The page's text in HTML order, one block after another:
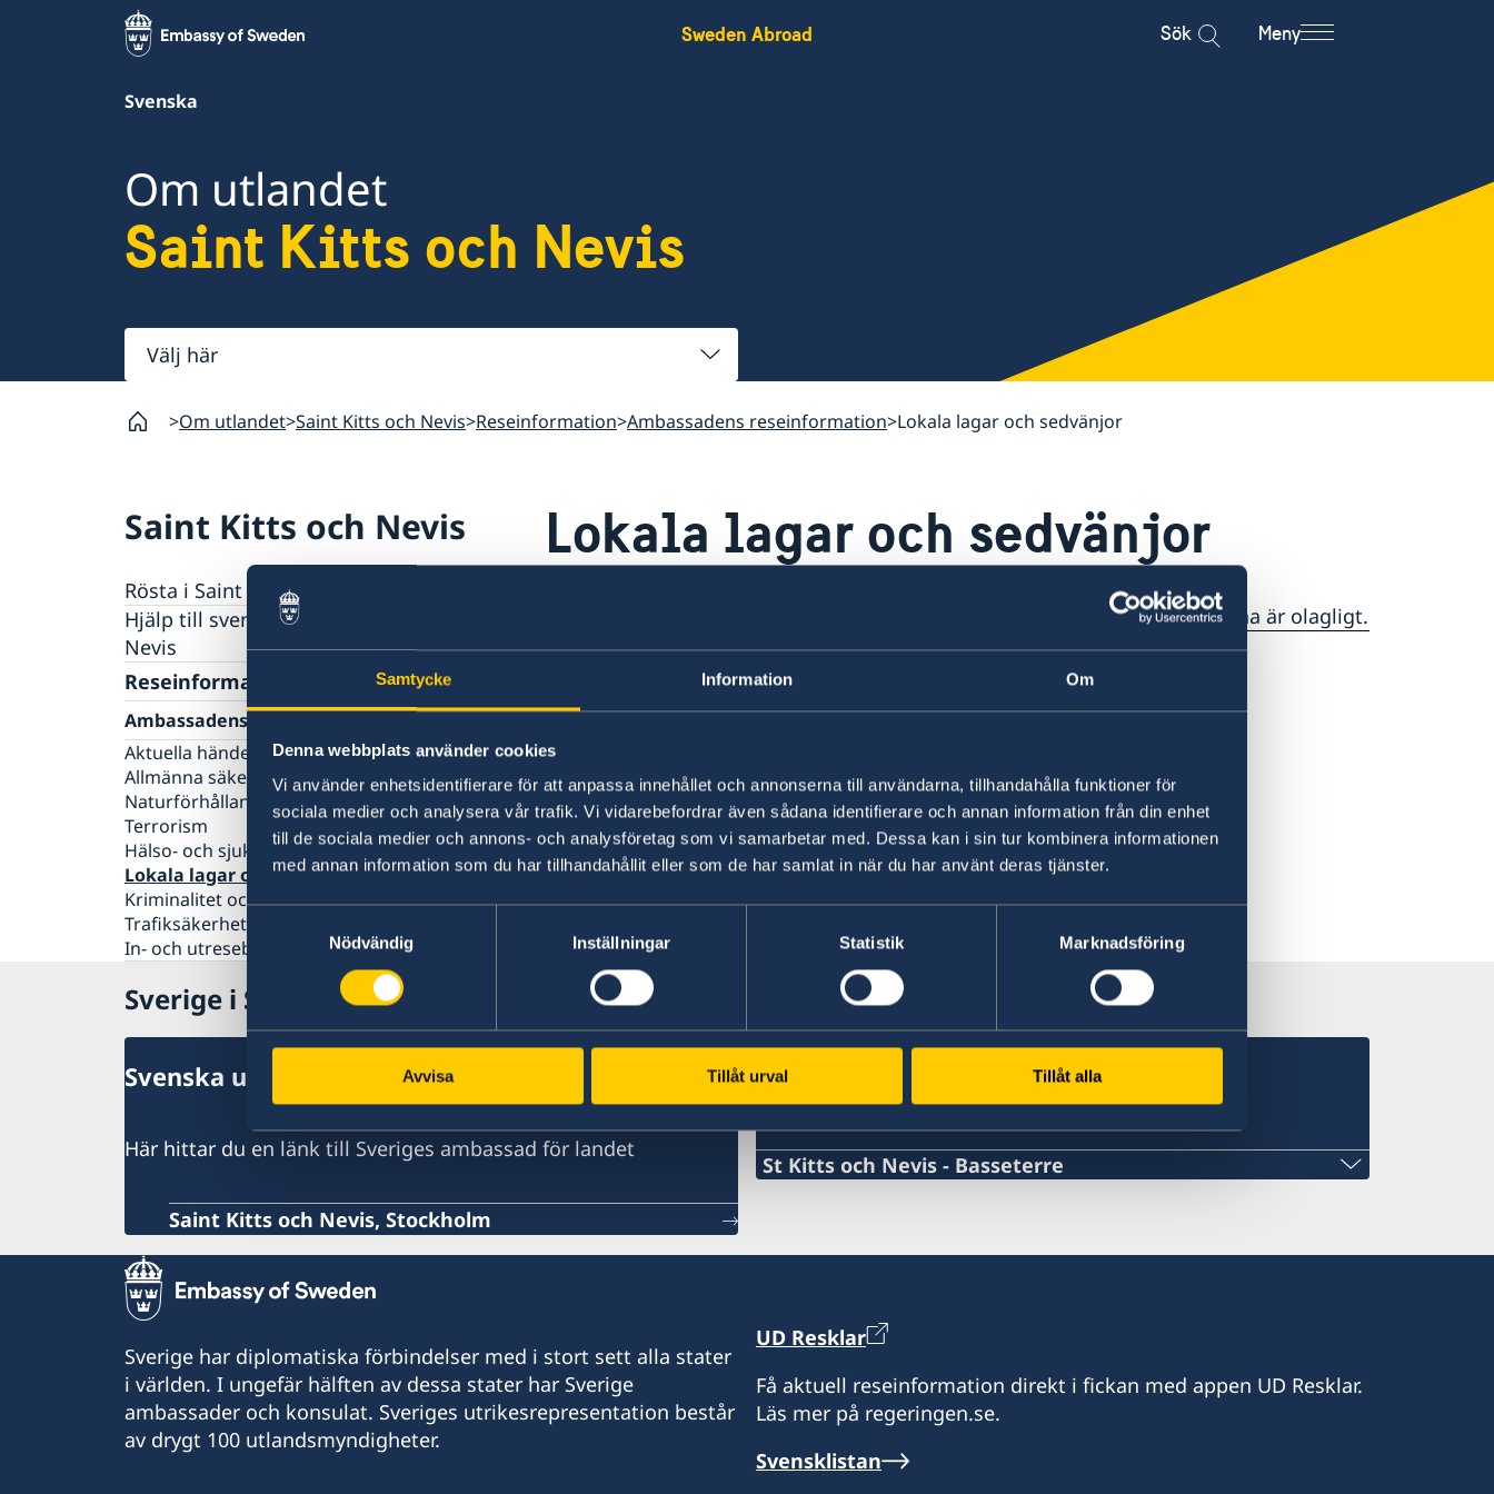
Samtycke Information Om
Denna webbplats använder cookies
Vi använder enhetsidentifierare för att anpassa innehållet och annonserna till användarna, tillhandahålla funktioner för
sociala medier och analysera vår trafik. Vi vidarebefordrar även sådana identifierare och annan information från din enhet
till de sociala medier och annons- och analysföretag som vi samarbetar med. Dessa kan i sin tur kombinera informationen
med annan information som du har tillhandahållit eller som de har samlat in när du har använt deras tjänster.
Samtyckesval
Nödvändig
Inställningar Statistik Marknadsföring
Avvisa Tillåt urval Tillåt alla
Sweden Abroad Sök Meny
Svenska
Om utlandet
Saint Kitts och Nevis
Välj
här
Om utlandet Saint Kitts och Nevis Reseinformation Ambassadens reseinformation Lokala lagar och sedvänjor
Saint Kitts och Nevis
Rösta i Saint Kitts och Nevis
Hjälp till svenskar i Saint Kitts och
Nevis
Rösta i Saint Kitts och Nevis
Pass utomlands
Förlust av pass
Gifta sig utomlands
Legaliseringar/apostille
Reseinformation
Ambassadens reseinformation
Aktuella händelser
Allmänna säkerhetsläget
Naturförhållanden och katastrofer
Terrorism
Hälso- och sjukvård
Lokala lagar och sedvänjor
Kriminalitet och personlig säkerhet
Trafiksäkerhet
In- och utresebestämmelser
Lokala lagar och sedvänjor
Det är viktigt att respektera lokala lagar och sedvänjor. Bruket av marijuana är olagligt.
Senast uppdaterad 09 juli 2026, 10.54
Sverige i Saint Kitts och Nevis
Svenska utlandsmyndigheter för landet
Här hittar du en länk till Sveriges ambassad för landet
Saint Kitts och Nevis, Stockholm
Svenska honorärkonsulat för landet
St Kitts och Nevis - Basseterre
drjkaf@gmail.com
Telefaxnummer konsulat
Sverige har diplomatiska förbindelser med i stort sett alla stater
i världen. I ungefär hälften av dessa stater har Sverige
ambassader och konsulat. Sveriges utrikesrepresentation består
av drygt 100 utlandsmyndigheter.
UD Resklar
Få aktuell reseinformation direkt i fickan med appen UD Resklar.
Läs mer på regeringen.se.
Svensklistan